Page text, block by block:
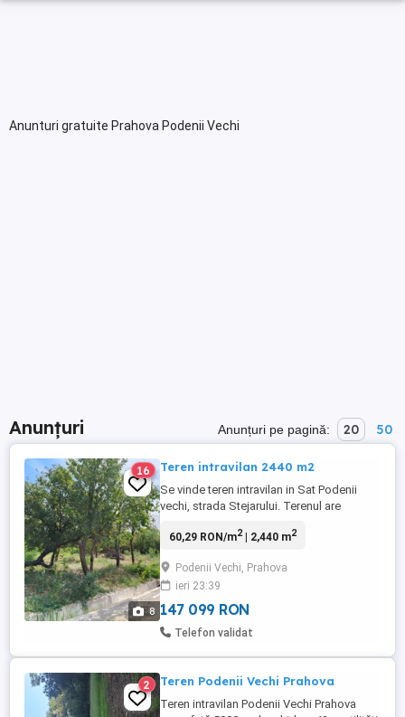
Anunturi gratuite Prahova Podenii Vechi
Anunțuri Anunțuri pe pagină: 20 50
8
16 Teren intravilan 2440 m2
Se vinde teren intravilan in Sat Podenii
vechi, strada Stejarului. Terenul are
deschidere la drum. Terenul este situat la
betonate+pod betonat pe jumate de
deschidere stradală. Terenul este in curs
de împrejmuire. Dispune de stâlp ...
60,29 RON/m2| 2,440 m2
Podenii Vechi, Prahova
ieri 23:39
147 099 RON
Telefon validat
2 Teren Podenii Vechi Prahova
Teren intravilan Podenii Vechi Prahova